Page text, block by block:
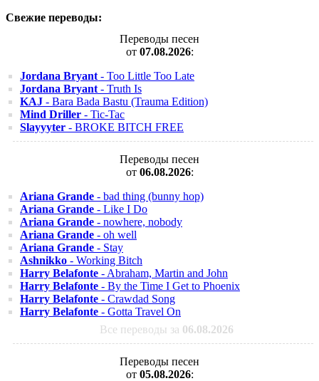
Свежие переводы:
Переводы песен
от 07.08.2026:
Jordana Bryant - Too Little Too Late
Jordana Bryant - Truth Is
KAJ - Bara Bada Bastu (Trauma Edition)
Mind Driller - Tic-Tac
Slayyyter - BROKE BITCH FREE
Переводы песен
от 06.08.2026:
Ariana Grande - bad thing (bunny hop)
Ariana Grande - Like I Do
Ariana Grande - nowhere, nobody
Ariana Grande - oh well
Ariana Grande - Stay
Ashnikko - Working Bitch
Harry Belafonte - Abraham, Martin and John
Harry Belafonte - By the Time I Get to Phoenix
Harry Belafonte - Crawdad Song
Harry Belafonte - Gotta Travel On
Все переводы за 06.08.2026
Переводы песен
от 05.08.2026: